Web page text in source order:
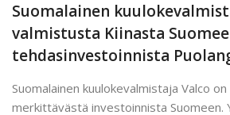
Suomalainen
valmistusta Kiinasta
tehdasinvestoinnista
Suomalainen kuulokevalmistaja Valco
merkittävästä investoinnista Suomeen.